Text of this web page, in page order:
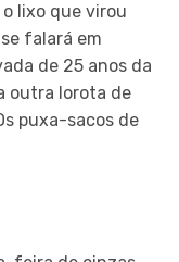
lixo que virou
falará em
de 25 anos da
outra lorota de
puxa-sacos de